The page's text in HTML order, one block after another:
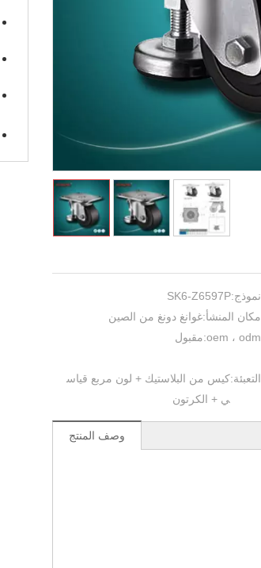
نموذج:SK6-Z6597P
مكان المنشأ:غوانغ دونغ من الصين
oem ، odm: مقبول
التعبئة:كيس من البلاستيك + لون مربع قياس
ي + الكرتون
وصف المنتج